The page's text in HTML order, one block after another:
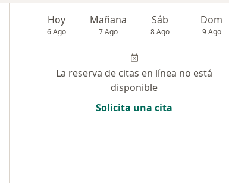
Hoy
6 Ago
Mañana
7 Ago
Sáb
8 Ago
Dom
9 Ago
La reserva de citas en línea no está
disponible
Solicita una cita